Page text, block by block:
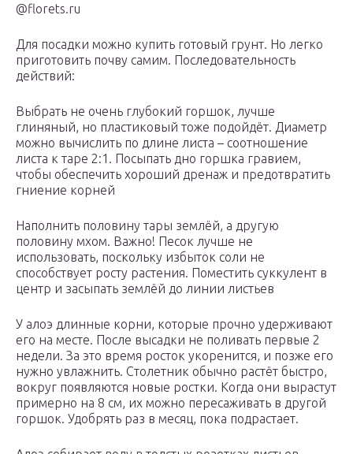
@florets.ru
Для посадки можно купить готовый грунт. Но легко
приготовить почву самим. Последовательность
действий:
Выбрать не очень глубокий горшок, лучше
глиняный, но пластиковый тоже подойдёт. Диаметр
можно вычислить по длине листа – соотношение
листа к таре 2:1. Посыпать дно горшка гравием,
чтобы обеспечить хороший дренаж и предотвратить
гниение корней
Наполнить половину тары землёй, а другую
половину мхом. Важно! Песок лучше не
использовать, поскольку избыток соли не
способствует росту растения. Поместить суккулент в
центр и засыпать землёй до линии листьев
У алоэ длинные корни, которые прочно удерживают
его на месте. После высадки не поливать первые 2
недели. За это время росток укоренится, и позже его
нужно увлажнить. Столетник обычно растёт быстро,
вокруг появляются новые ростки. Когда они вырастут
примерно на 8 см, их можно пересаживать в другой
горшок. Удобрять раз в месяц, пока подрастает.